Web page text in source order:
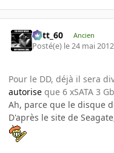
Batt_60 Ancien
Posté(e) le 24 mai 2012
Pour le DD, déjà il sera
autorise que 6 xSATA 3
Ah, parce que le disque
D'après le site de